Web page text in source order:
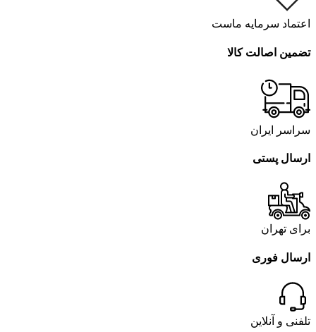
اعتماد سرمایه ماست
تضمین اصالت کالا
سراسر ایران
ارسال پستی
برای تهران
ارسال فوری
تلفنی و آنلاین